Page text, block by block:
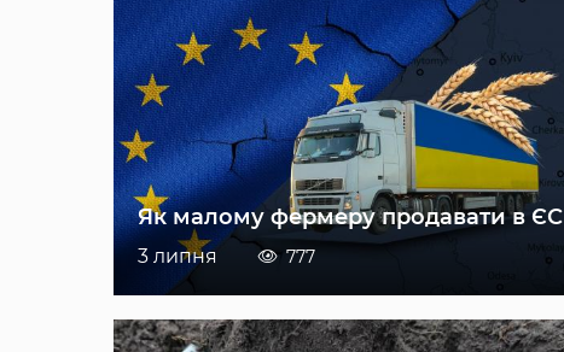
Як малому фермеру продавати в ЄС
3 липня 777